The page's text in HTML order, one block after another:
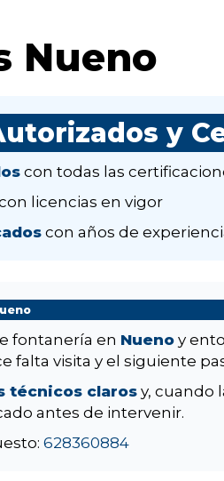
Nueno
y
con todas las
licencias en vigor
con años de
fontanería en Nueno y
falta visita y el siguiente
técnicos claros y, cuando
antes de intervenir.
628360884